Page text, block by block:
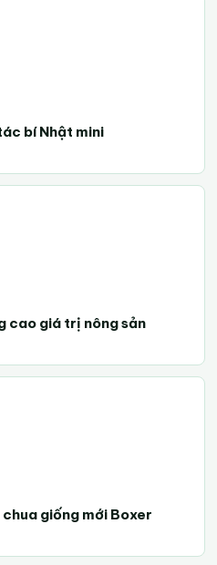
bí Nhật mini
cao giá trị nông sản
giống mới Boxer